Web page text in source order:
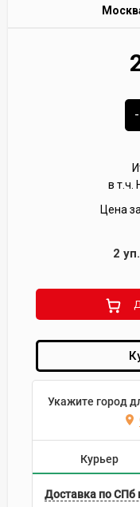
-
в т.ч.
Цена
2 уп.
Укажите город
Курьер
Доставка по СПб